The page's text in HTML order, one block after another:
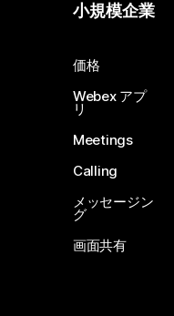
小規模企業
価格
Webex アプ
リ
Meetings
Calling
メッセージン
グ
画面共有